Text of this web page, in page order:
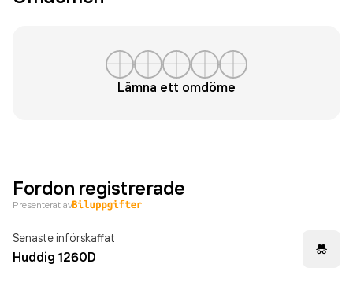
Lämna ett omdöme
Fordon registrerade
Presenterat av
Senaste införskaffat
Huddig 1260D